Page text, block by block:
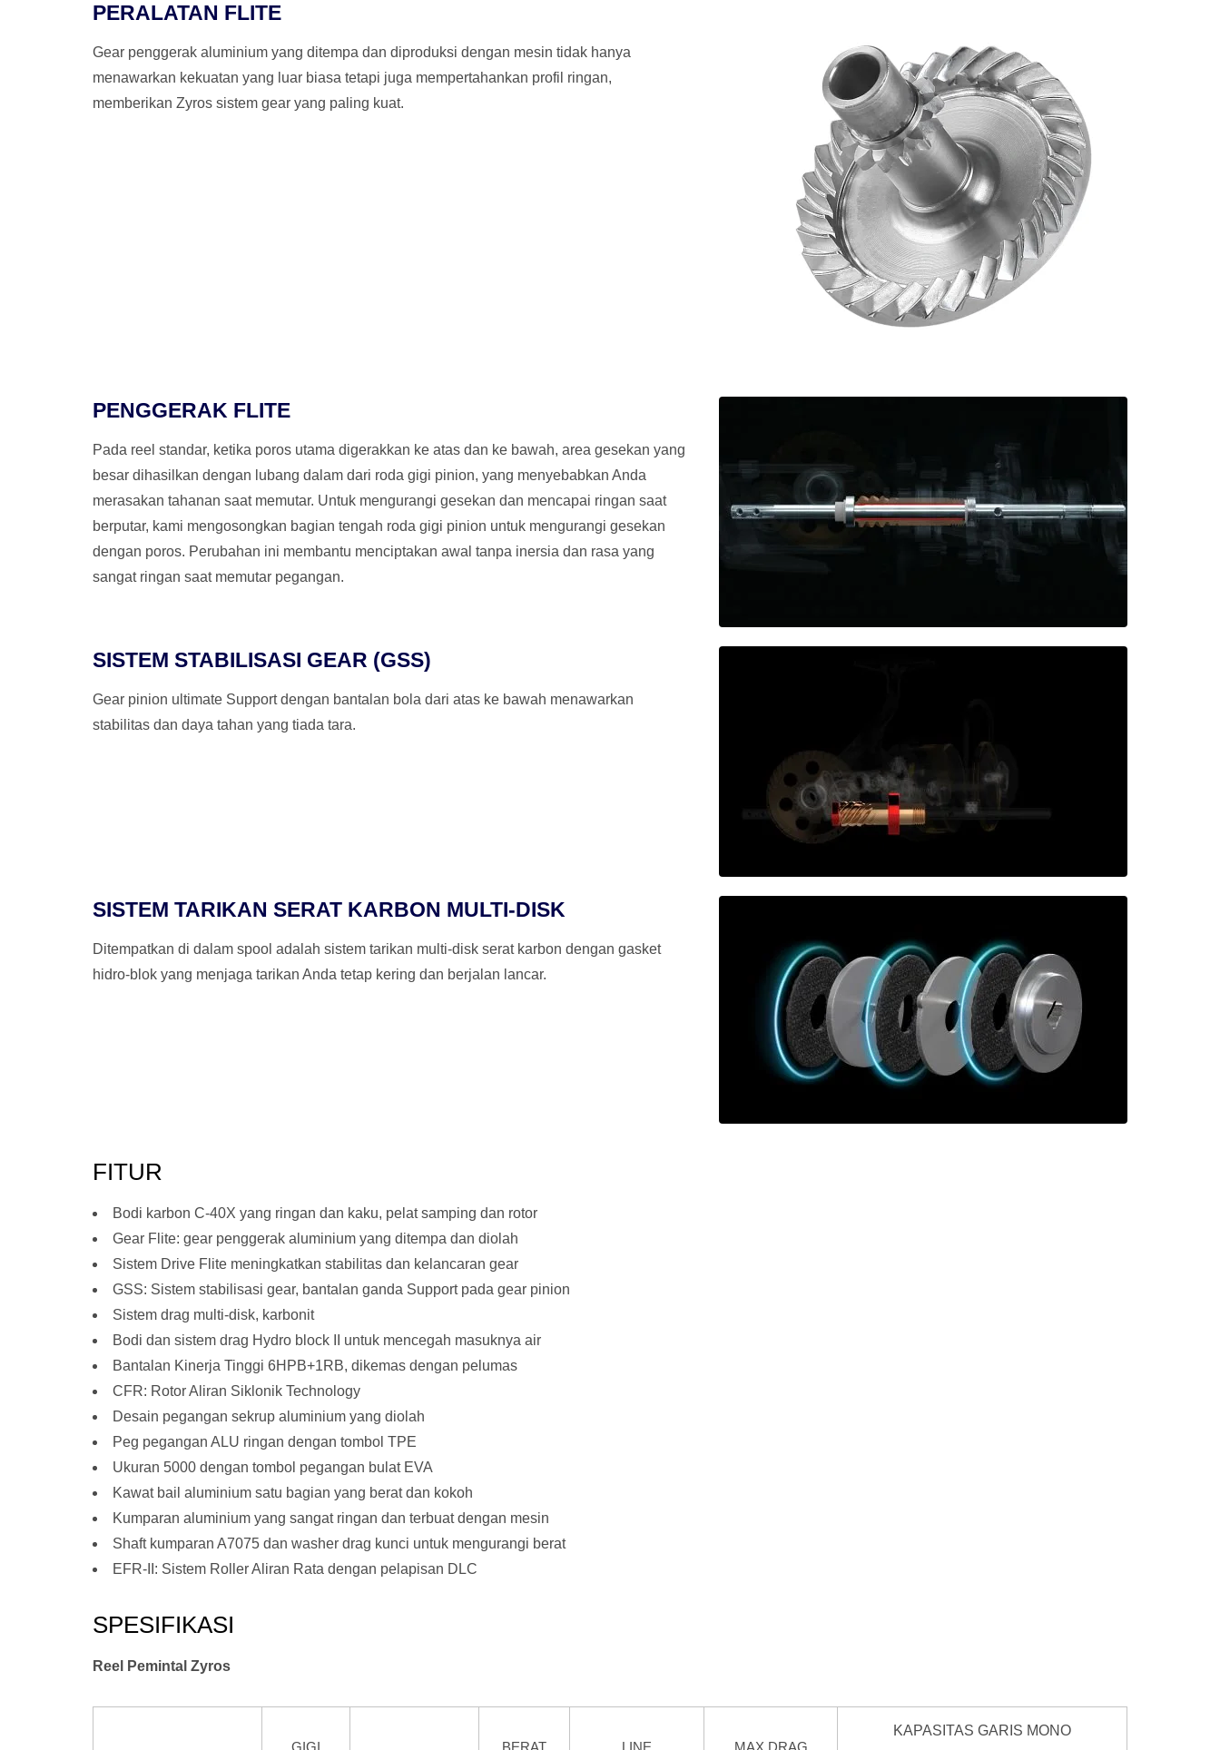
PERALATAN FLITE
Gear penggerak aluminium yang ditempa dan diproduksi dengan mesin tidak hanya
menawarkan kekuatan yang luar biasa tetapi juga mempertahankan profil ringan,
memberikan Zyros sistem gear yang paling kuat.
PENGGERAK FLITE
Pada reel standar, ketika poros utama digerakkan ke atas dan ke bawah, area gesekan yang
besar dihasilkan dengan lubang dalam dari roda gigi pinion, yang menyebabkan Anda
merasakan tahanan saat memutar. Untuk mengurangi gesekan dan mencapai ringan saat
berputar, kami mengosongkan bagian tengah roda gigi pinion untuk mengurangi gesekan
dengan poros. Perubahan ini membantu menciptakan awal tanpa inersia dan rasa yang
sangat ringan saat memutar pegangan.
SISTEM STABILISASI GEAR (GSS)
Gear pinion ultimate Support dengan bantalan bola dari atas ke bawah menawarkan
stabilitas dan daya tahan yang tiada tara.
SISTEM TARIKAN SERAT KARBON MULTI-DISK
Ditempatkan di dalam spool adalah sistem tarikan multi-disk serat karbon dengan gasket
hidro-blok yang menjaga tarikan Anda tetap kering dan berjalan lancar.
FITUR
Bodi karbon C-40X yang ringan dan kaku, pelat samping dan rotor
Gear Flite: gear penggerak aluminium yang ditempa dan diolah
Sistem Drive Flite meningkatkan stabilitas dan kelancaran gear
GSS: Sistem stabilisasi gear, bantalan ganda Support pada gear pinion
Sistem drag multi-disk, karbonit
Bodi dan sistem drag Hydro block II untuk mencegah masuknya air
Bantalan Kinerja Tinggi 6HPB+1RB, dikemas dengan pelumas
CFR: Rotor Aliran Siklonik Technology
Desain pegangan sekrup aluminium yang diolah
Peg pegangan ALU ringan dengan tombol TPE
Ukuran 5000 dengan tombol pegangan bulat EVA
Kawat bail aluminium satu bagian yang berat dan kokoh
Kumparan aluminium yang sangat ringan dan terbuat dengan mesin
Shaft kumparan A7075 dan washer drag kunci untuk mengurangi berat
EFR-II: Sistem Roller Aliran Rata dengan pelapisan DLC
SPESIFIKASI
Reel Pemintal Zyros
GIGI BERAT LINE MAX DRAG
KAPASITAS GARIS MONO